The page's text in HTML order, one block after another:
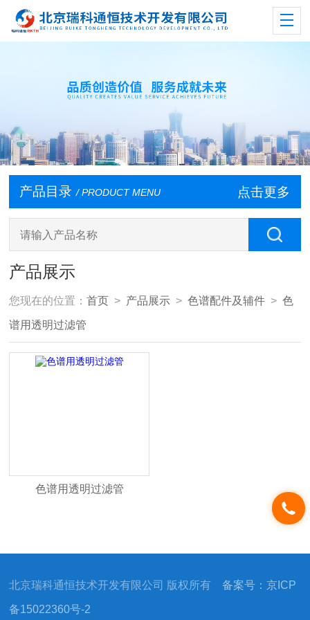
产品目录 / PRODUCT MENU 点击更多
产品展示
您现在的位置：首页 > 产品展示 >色谱配件及辅件 >色
谱用透明过滤管
色谱用透明过滤管
北京瑞科通恒技术开发有限公司 版权所有备案号：京ICP
备15022360号-2